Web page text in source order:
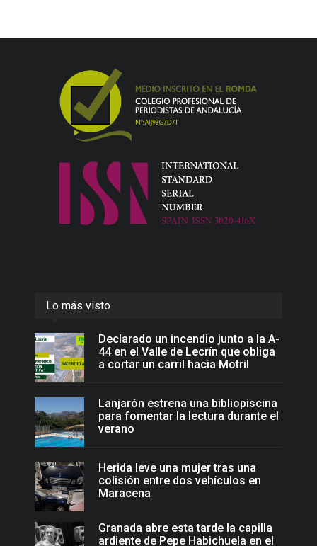
Lo más visto
Declarado un incendio junto a la A-
44 en el Valle de Lecrín que obliga
a cortar un carril hacia Motril
Lanjarón estrena una bibliopiscina
para fomentar la lectura durante el
verano
Herida leve una mujer tras una
colisión entre dos vehículos en
Maracena
Granada abre esta tarde la capilla
ardiente de Pepe Habichuela en el